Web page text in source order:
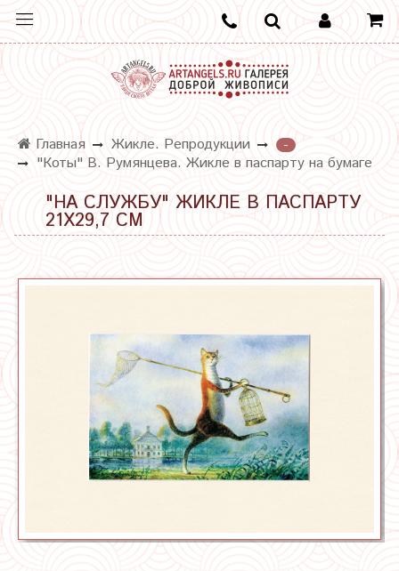
Главная Жикле. Репродукции
-
"Коты" В. Румянцева. Жикле в паспарту на бумаге
"НА СЛУЖБУ" ЖИКЛЕ В ПАСПАРТУ
21Х29,7 СМ